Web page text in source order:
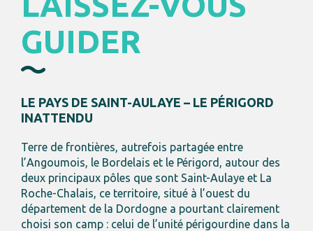
GUIDER
LE PAYS DE SAINT-AULAYE – LE PÉRIGORD
INATTENDU
Terre de frontières, autrefois partagée entre
l’Angoumois, le Bordelais et le Périgord, autour des
deux principaux pôles que sont Saint-Aulaye et La
Roche-Chalais, ce territoire, situé à l’ouest du
département de la Dordogne a pourtant clairement
choisi son camp : celui de l’unité périgourdine dans la